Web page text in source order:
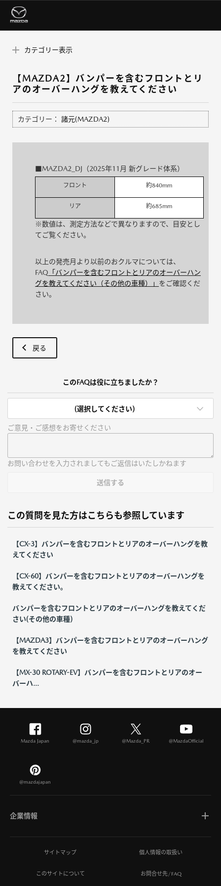
カテゴリー表示
【MAZDA2】バンパーを含むフロントとリ
アのオーバーハングを教えてください
カテゴリー： 諸元(MAZDA2)
■MAZDA2_DJ（2025年11月 新グレード体系）
フロント 約840mm
リア 約685mm
※数値は、測定方法などで異なりますので、目安とし
てご覧ください。
以上の発売月より以前のおクルマについては、
FAQ 「バンパーを含むフロントとリアのオーバーハン
グを教えてください（その他の車種）」 をご確認くだ
さい。
戻る
このFAQは役に立ちましたか？
(選択してください)
ご意見・ご感想をお寄せください
お問い合わせを入力されましてもご返信はいたしかねます
送信する
この質問を見た方はこちらも参照しています
【CX-3】バンパーを含むフロントとリアのオーバーハングを教
えてください
【CX-60】バンパーを含むフロントとリアのオーバーハングを
教えてください。
バンパーを含むフロントとリアのオーバーハングを教えてくだ
さい(その他の車種)
【MAZDA3】バンパーを含むフロントとリアのオーバーハング
を教えてください
【MX-30 ROTARY-EV】バンパーを含むフロントとリアのオー
バーハ...
Mazda Japan @mazda_jp @Mazda_PR @MazdaOfficial
@mazdajapan
企業情報
マツダについて
ひとを想う価値創造
サイトマップ 個人情報の取扱い
このサイトについて お問合せ先/FAQ